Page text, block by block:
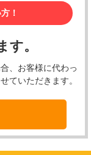
！
す。
、お客様に代わっ
ていただきます。